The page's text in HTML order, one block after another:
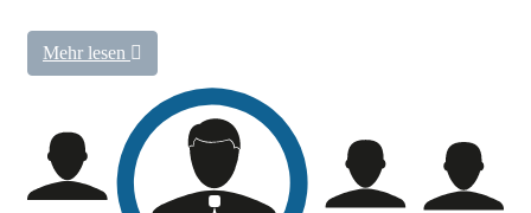
Mehr lesen